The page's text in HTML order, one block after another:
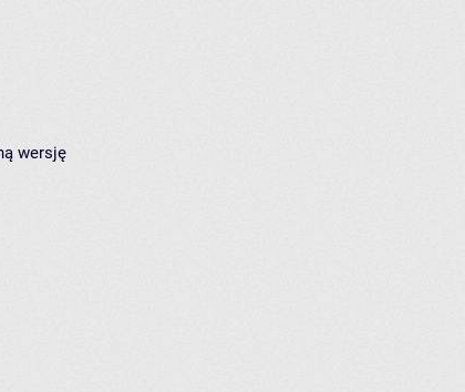
wersję